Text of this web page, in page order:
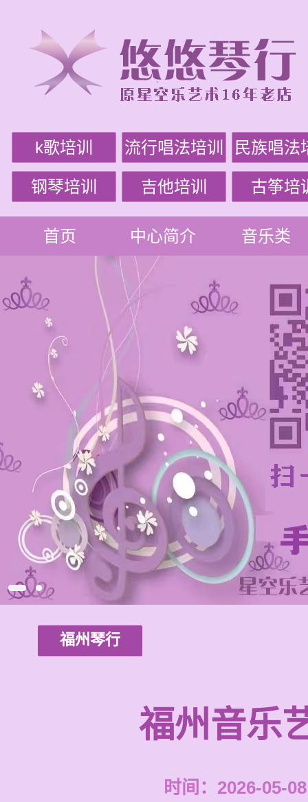
k歌培训 流行唱法培训 民族唱法
钢琴培训 吉他培训 古筝培
首页 中心简介 音乐类
福州琴行
福州音乐
时间：2026-05-